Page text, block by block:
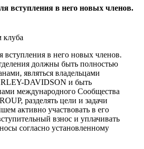
вступления в него новых членов.
клуба
вступления в него новых членов.
должны быть полностью
являться владельцами
DAVIDSON и быть
международного Сообщества
разделять цели и задачи
активно участвовать в его
взнос и уплачивать
согласно установленному